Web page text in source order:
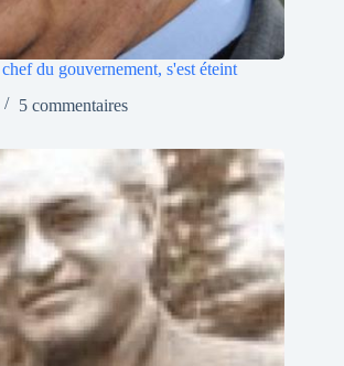
du gouvernement, s'est éteint
5 commentaires